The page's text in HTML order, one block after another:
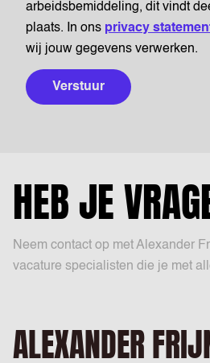
arbeidsbemiddeling, dit vindt
plaats. In ons privacy
wij jouw gegevens verwerken.
Verstuur
HEB JE
Neem contact op met Alexander
vacature specialisten die je met
ALEXANDER